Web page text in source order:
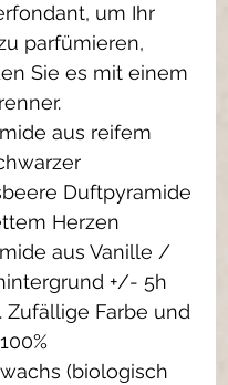
um Ihr
parfümieren,
Sie es mit einem
aus reifem
Duftpyramide
Herzen
aus Vanille /
+/- 5h
Zufällige Farbe und
(biologisch